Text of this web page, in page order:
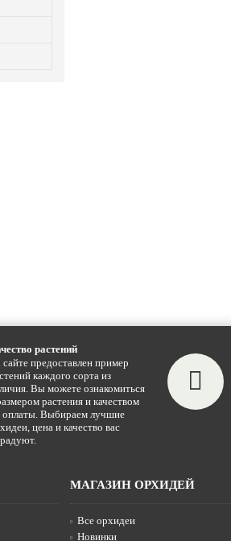
растений
сайте предоставлен пример
каждого сорта из
Вы можете ознакомиться
растения и качеством
оплаты. Выбираем лучшие
цена и качество вас
МАГАЗИН ОРХИДЕЙ
Все орхидеи
Новинки